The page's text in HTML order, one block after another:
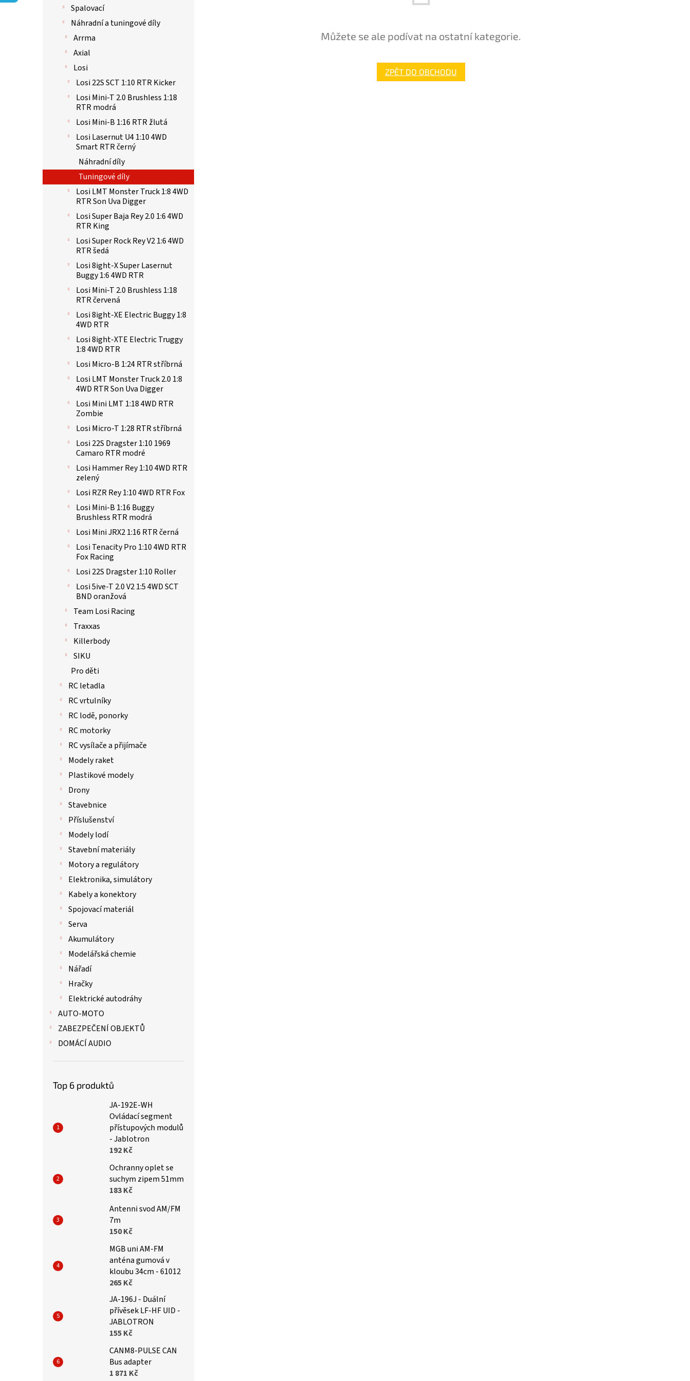
Spalovací
Náhradní a tuningové díly
Arrma
Axial
Losi
Losi 22S SCT 1:10 RTR Kicker
Losi Mini-T 2.0 Brushless 1:18
RTR modrá
Losi Mini-B 1:16 RTR žlutá
Losi Lasernut U4 1:10 4WD
Smart RTR černý
Náhradní díly
Tuningové díly
Losi LMT Monster Truck 1:8 4WD
RTR Son Uva Digger
Losi Super Baja Rey 2.0 1:6 4WD
RTR King
Losi Super Rock Rey V2 1:6 4WD
RTR šedá
Losi 8ight-X Super Lasernut
Buggy 1:6 4WD RTR
Losi Mini-T 2.0 Brushless 1:18
RTR červená
Losi 8ight-XE Electric Buggy 1:8
4WD RTR
Losi 8ight-XTE Electric Truggy
1:8 4WD RTR
Losi Micro-B 1:24 RTR stříbrná
Losi LMT Monster Truck 2.0 1:8
4WD RTR Son Uva Digger
Losi Mini LMT 1:18 4WD RTR
Zombie
Losi Micro-T 1:28 RTR stříbrná
Losi 22S Dragster 1:10 1969
Camaro RTR modré
Losi Hammer Rey 1:10 4WD RTR
zelený
Losi RZR Rey 1:10 4WD RTR Fox
Losi Mini-B 1:16 Buggy
Brushless RTR modrá
Losi Mini JRX2 1:16 RTR černá
Losi Tenacity Pro 1:10 4WD RTR
Fox Racing
Losi 22S Dragster 1:10 Roller
Losi 5ive-T 2.0 V2 1:5 4WD SCT
BND oranžová
Team Losi Racing
Traxxas
Killerbody
SIKU
Pro děti
RC letadla
RC vrtulníky
RC lodě, ponorky
RC motorky
RC vysílače a přijímače
Modely raket
Plastikové modely
Drony
Stavebnice
Příslušenství
Modely lodí
Stavební materiály
Motory a regulátory
Elektronika, simulátory
Kabely a konektory
Spojovací materiál
Serva
Akumulátory
Modelářská chemie
Nářadí
Hračky
Elektrické autodráhy
AUTO-MOTO
ZABEZPEČENÍ OBJEKTŮ
DOMÁCÍ AUDIO
Top 6 produktů
JA-192E-WH
Ovládací segment
přístupových modulů
- Jablotron
192 Kč
Ochranny oplet se
suchym zipem 51mm
183 Kč
Antenni svod AM/FM
7m
150 Kč
MGB uni AM-FM
anténa gumová v
kloubu 34cm - 61012
265 Kč
JA-196J - Duální
přívěsek LF-HF UID -
JABLOTRON
155 Kč
CANM8-PULSE CAN
Bus adapter
1 871 Kč
Můžete se ale podívat na ostatní kategorie.
ZPĚT DO OBCHODU